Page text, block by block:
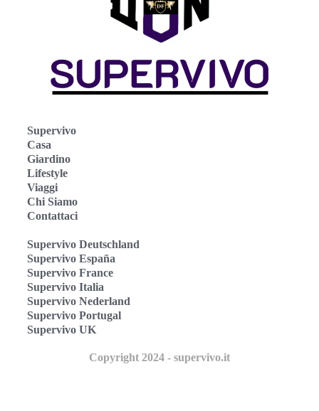
Supervivo
Casa
Giardino
Lifestyle
Viaggi
Chi Siamo
Contattaci
Supervivo Deutschland
Supervivo España
Supervivo France
Supervivo Italia
Supervivo Nederland
Supervivo Portugal
Supervivo UK
Copyright 2024 - supervivo.it